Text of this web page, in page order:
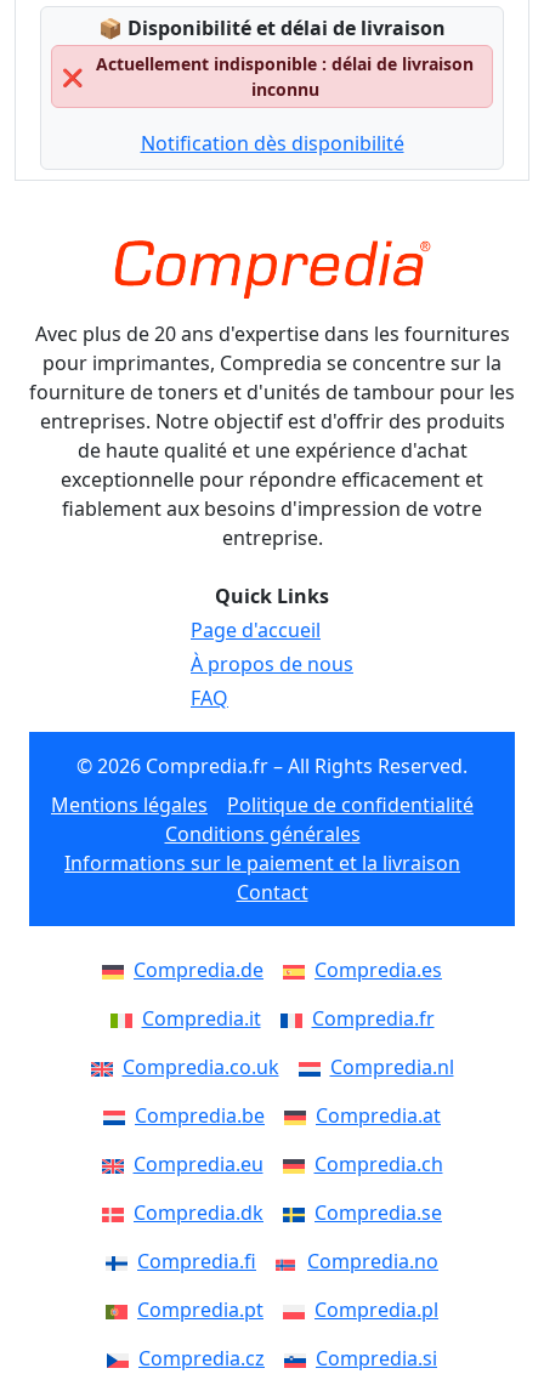
📦 Lagerstatus:
Disponibilité et délai de livraison
❌
Actuellement indisponible : délai de livraison
inconnu
Notification dès disponibilité
Avec plus de 20 ans d'expertise dans les fournitures
pour imprimantes, Compredia se concentre sur la
fourniture de toners et d'unités de tambour pour les
entreprises. Notre objectif est d'offrir des produits
de haute qualité et une expérience d'achat
exceptionnelle pour répondre efficacement et
fiablement aux besoins d'impression de votre
entreprise.
Quick Links
Page d'accueil
À propos de nous
FAQ
© 2026 Compredia.fr – All Rights Reserved.
Mentions légales
Politique de confidentialité
Conditions générales
Informations sur le paiement et la livraison
Contact
Compredia.de
Compredia.es
Compredia.it
Compredia.fr
Compredia.co.uk
Compredia.nl
Compredia.be
Compredia.at
Compredia.eu
Compredia.ch
Compredia.dk
Compredia.se
Compredia.fi
Compredia.no
Compredia.pt
Compredia.pl
Compredia.cz
Compredia.si